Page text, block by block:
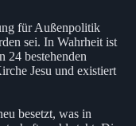
für Außenpolitik
sei. In Wahrheit ist
bestehenden
Jesu und existiert
besetzt, was in